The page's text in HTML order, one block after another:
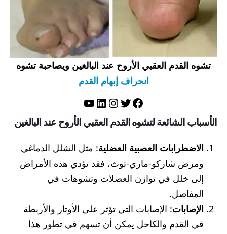
تشوه القدم العقبي الأروح عند البالغين ويصاحبة تشوه
انحراف إبهام القدم
فيسبوك
تويترإنستجرام
لينكد إنيوتيوب
الأسباب الشائعة لتشوه القدم العقبي الأروح عند البالغين
الاضطرابات العصبية العضلية: مثل الشلل الدماغي
ومرض شاركو-ماري-توث، فقد تؤدي هذه الأمراض
إلى خلل في توازن العضلات وتشوهات في
المفاصل.
الإصابات: الإصابات التي تؤثر على الأوتار والأربطة
في القدم والكاحل يمكن أن تسهم في تطور هذا